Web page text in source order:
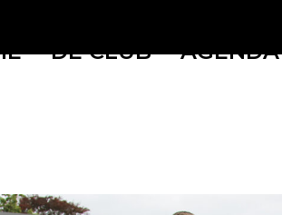
DE CLUB AGENDA